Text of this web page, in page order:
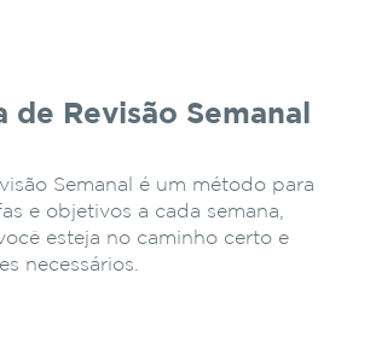
de Revisão Semanal
Semanal é um método para
e objetivos a cada semana,
esteja no caminho certo e
necessários.